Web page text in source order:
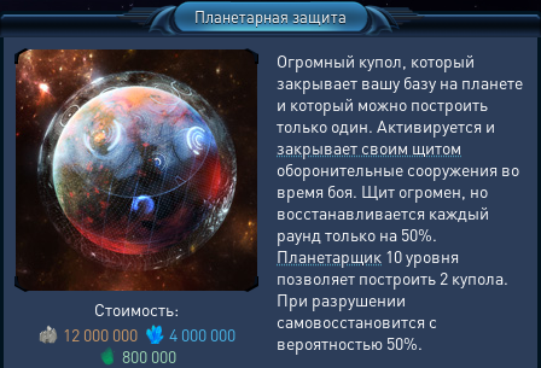
Планетарная защита
Стоимость:
12 000 000
4 000 000
800 000
Огромный купол, который
закрывает вашу базу на планете
и который можно построить
только один. Активируется и
закрывает своим щитом
оборонительные сооружения во
время боя. Щит огромен, но
восстанавливается каждый
раунд только на 50%.
Планетарщик 10 уровня
позволяет построить 2 купола.
При разрушении
самовосстановится с
вероятностью 50%.